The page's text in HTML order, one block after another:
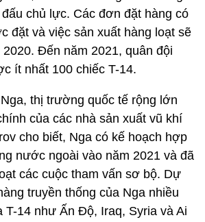
chủ lực. Các đơn đặt hàng có
đặt và việc sản xuất hàng loạt sẽ
2020. Đến năm 2021, quân đội
ít nhất 100 chiếc T-14.
thị trường quốc tế rộng lớn
của các nhà sản xuất vũ khí
cho biết, Nga có kế hoạch hợp
nước ngoài vào năm 2021 và đã
các cuộc tham vấn sơ bộ. Dự
truyền thống của Nga nhiều
T-14 như Ấn Độ, Iraq, Syria và Ai